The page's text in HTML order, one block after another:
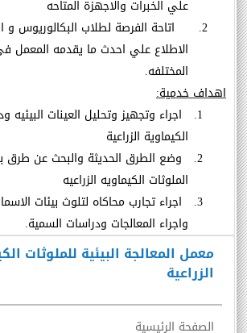
معمل المعالجة البيئية للملوثات
الزراعية
الصفحة الرئيسية
علي الخبرات والاجهزة المتاحه
2.
اتاحة الفرصة لطلاب البكالوريوس و
الاطلاع علي احدث ما يقدمه المعمل
المختلفه.
اهداف خدمية:
1.
اجراء وتجهيز وتحليل العينات البيئيه
الكيماوية الزراعية
2.
وضع الطرق الحديثة والبحث عن طرق
الملوثات الكيماويه الزراعيه
3.
اجراء تجارب محاكاه لتلوث بيئات
واجراء المعالجات ودراسات السمية.